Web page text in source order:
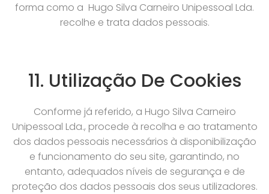
forma como a Hugo Silva Carneiro Unipessoal Lda.
recolhe e trata dados pessoais.
11. Utilização De Cookies
Conforme já referido, a Hugo Silva Carneiro
Unipessoal Lda., procede à recolha e ao tratamento
dos dados pessoais necessários à disponibilização
e funcionamento do seu site, garantindo, no
entanto, adequados níveis de segurança e de
proteção dos dados pessoais dos seus utilizadores.